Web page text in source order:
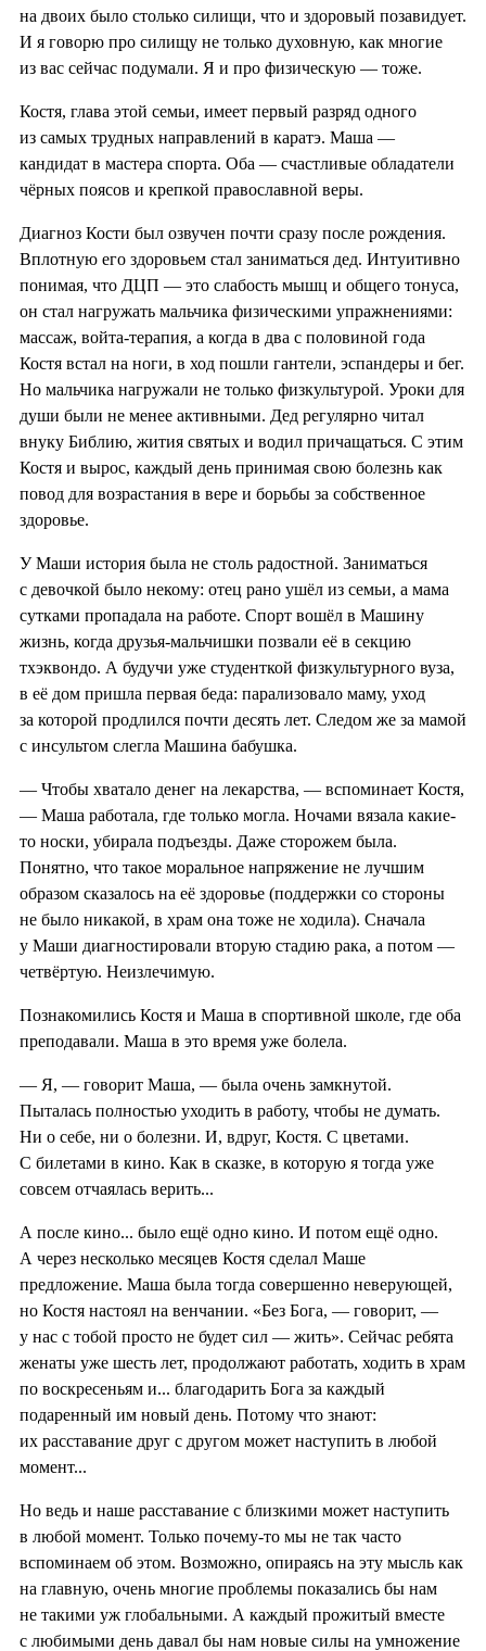
на двоих было столько силищи, что и здоровый позавидует.
И я говорю про силищу не только духовную, как многие
из вас сейчас подумали. Я и про физическую — тоже.
Костя, глава этой семьи, имеет первый разряд одного
из самых трудных направлений в каратэ. Маша —
кандидат в мастера спорта. Оба — счастливые обладатели
чёрных поясов и крепкой православной веры.
Диагноз Кости был озвучен почти сразу после рождения.
Вплотную его здоровьем стал заниматься дед. Интуитивно
понимая, что ДЦП — это слабость мышц и общего тонуса,
он стал нагружать мальчика физическими упражнениями:
массаж, войта-терапия, а когда в два с половиной года
Костя встал на ноги, в ход пошли гантели, эспандеры и бег.
Но мальчика нагружали не только физкультурой. Уроки для
души были не менее активными. Дед регулярно читал
внуку Библию, жития святых и водил причащаться. С этим
Костя и вырос, каждый день принимая свою болезнь как
повод для возрастания в вере и борьбы за собственное
здоровье.
У Маши история была не столь радостной. Заниматься
с девочкой было некому: отец рано ушёл из семьи, а мама
сутками пропадала на работе. Спорт вошёл в Машину
жизнь, когда друзья-мальчишки позвали её в секцию
тхэквондо. А будучи уже студенткой физкультурного вуза,
в её дом пришла первая беда: парализовало маму, уход
за которой продлился почти десять лет. Следом же за мамой
с инсультом слегла Машина бабушка.
— Чтобы хватало денег на лекарства, — вспоминает Костя,
— Маша работала, где только могла. Ночами вязала какие-
то носки, убирала подъезды. Даже сторожем была.
Понятно, что такое моральное напряжение не лучшим
образом сказалось на её здоровье (поддержки со стороны
не было никакой, в храм она тоже не ходила). Сначала
у Маши диагностировали вторую стадию рака, а потом —
четвёртую. Неизлечимую.
Познакомились Костя и Маша в спортивной школе, где оба
преподавали. Маша в это время уже болела.
— Я, — говорит Маша, — была очень замкнутой.
Пыталась полностью уходить в работу, чтобы не думать.
Ни о себе, ни о болезни. И, вдруг, Костя. С цветами.
С билетами в кино. Как в сказке, в которую я тогда уже
совсем отчаялась верить...
А после кино... было ещё одно кино. И потом ещё одно.
А через несколько месяцев Костя сделал Маше
предложение. Маша была тогда совершенно неверующей,
но Костя настоял на венчании. «Без Бога, — говорит, —
у нас с тобой просто не будет сил — жить». Сейчас ребята
женаты уже шесть лет, продолжают работать, ходить в храм
по воскресеньям и... благодарить Бога за каждый
подаренный им новый день. Потому что знают:
их расставание друг с другом может наступить в любой
момент...
Но ведь и наше расставание с близкими может наступить
в любой момент. Только почему-то мы не так часто
вспоминаем об этом. Возможно, опираясь на эту мысль как
на главную, очень многие проблемы показались бы нам
не такими уж глобальными. А каждый прожитый вместе
с любимыми день давал бы нам новые силы на умножение